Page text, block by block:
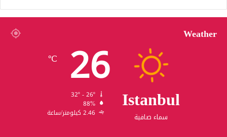
Weather
Istanbul
سماء صافية
26
℃
88%
2.46 كيلومتر/ساعة